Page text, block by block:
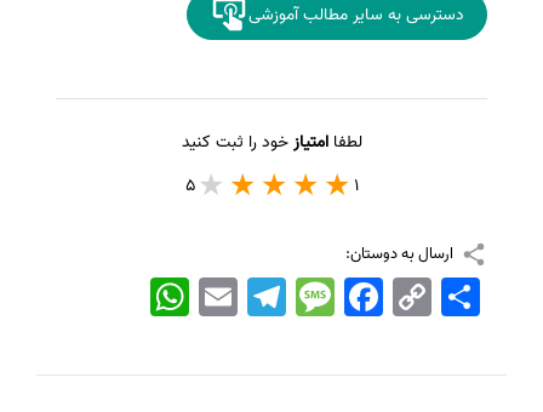
دسترسی به سایر مطالب آموزشی
لطفاامتیازخود را ثبت کنید
1
5
ارسال به دوستان:
WhatsApp EmailTelegramMessageFacebook Copy
Link
اشتراک